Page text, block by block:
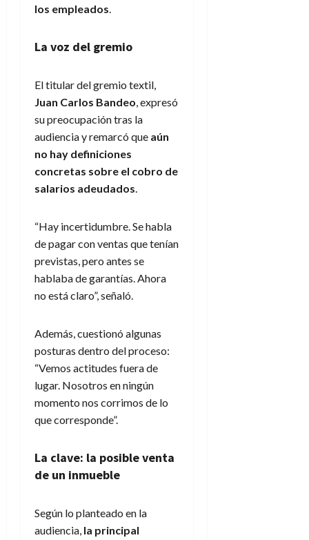
los empleados.
La voz del gremio
El titular del gremio textil,
Juan Carlos Bandeo, expresó
su preocupación tras la
audiencia y remarcó que aún
no hay definiciones
concretas sobre el cobro de
salarios adeudados.
“Hay incertidumbre. Se habla
de pagar con ventas que tenían
previstas, pero antes se
hablaba de garantías. Ahora
no está claro”, señaló.
Además, cuestionó algunas
posturas dentro del proceso:
“Vemos actitudes fuera de
lugar. Nosotros en ningún
momento nos corrimos de lo
que corresponde”.
La clave: la posible venta
de un inmueble
Según lo planteado en la
audiencia, la principal